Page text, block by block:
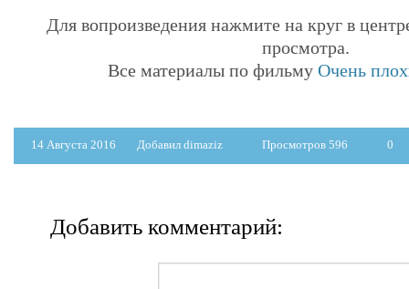
Для вопроизведения нажмите на круг в
просмотра.
Все материалы по фильмуОчень
14 Августа 2016 Добавил dimaziz Просмотров 596 0
Добавить комментарий: